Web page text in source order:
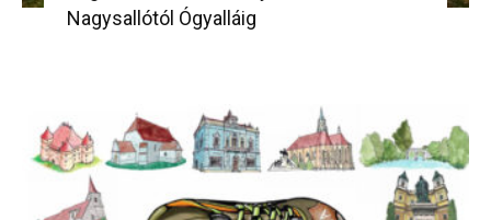
Nagysallótól Ógyalláig